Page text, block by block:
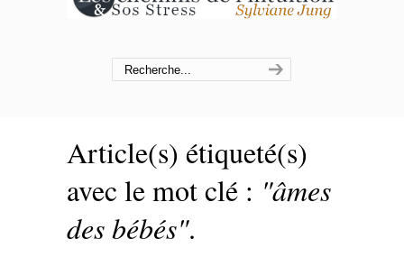
Article(s) étiqueté(s)
avec le mot clé : "âmes
des bébés".